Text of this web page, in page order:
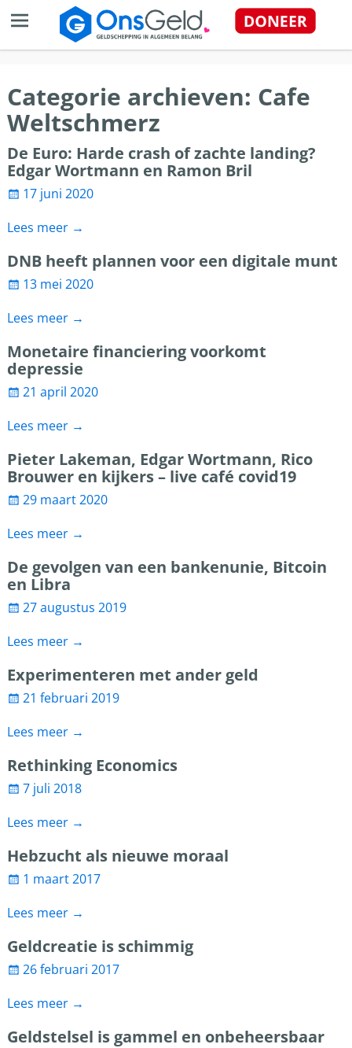
Categorie archieven: Cafe
Weltschmerz
De Euro: Harde crash of zachte landing?
Edgar Wortmann en Ramon Bril
17 juni 2020
Lees meer →
DNB heeft plannen voor een digitale munt
13 mei 2020
Lees meer →
Monetaire financiering voorkomt
depressie
21 april 2020
Lees meer →
Pieter Lakeman, Edgar Wortmann, Rico
Brouwer en kijkers – live café covid19
29 maart 2020
Lees meer →
De gevolgen van een bankenunie, Bitcoin
en Libra
27 augustus 2019
Lees meer →
Experimenteren met ander geld
21 februari 2019
Lees meer →
Rethinking Economics
7 juli 2018
Lees meer →
Hebzucht als nieuwe moraal
1 maart 2017
Lees meer →
Geldcreatie is schimmig
26 februari 2017
Lees meer →
Geldstelsel is gammel en onbeheersbaar